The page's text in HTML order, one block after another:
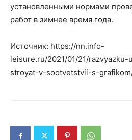
установленными нормами
работ в зимнее время года.
Источник: https://nn.info-
leisure.ru/2021/01/21/
stroyat-v-sootvetstvii-s-